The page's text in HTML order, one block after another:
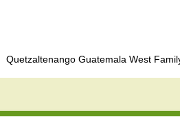
Quetzaltenango Guatemala West